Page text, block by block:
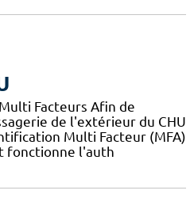
Facteurs Afin de
de l'extérieur du CHU
Multi Facteur (MFA)
fonctionne l'auth